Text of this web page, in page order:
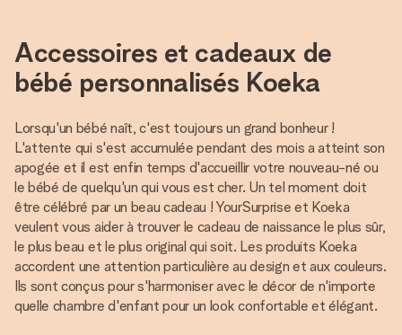
Accessoires et cadeaux de
bébé personnalisés Koeka
Lorsqu'un bébé naît, c'est toujours un grand bonheur !
L'attente qui s'est accumulée pendant des mois a atteint son
apogée et il est enfin temps d'accueillir votre nouveau-né ou
le bébé de quelqu'un qui vous est cher. Un tel moment doit
être célébré par un beau cadeau ! YourSurprise et Koeka
veulent vous aider à trouver le cadeau de naissance le plus sûr,
le plus beau et le plus original qui soit. Les produits Koeka
accordent une attention particulière au design et aux couleurs.
Ils sont conçus pour s'harmoniser avec le décor de n'importe
quelle chambre d'enfant pour un look confortable et élégant.